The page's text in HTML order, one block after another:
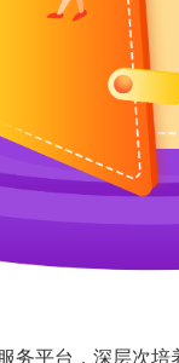
务平台，深层次